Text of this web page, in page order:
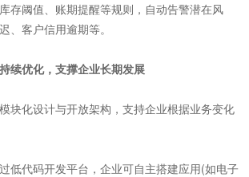
阈值、账期提醒等规则，自动告警潜在风
、客户信用逾期等。
续优化，支撑企业长期发展
化设计与开放架构，支持企业根据业务变化
代码开发平台，企业可自主搭建应用(如电子